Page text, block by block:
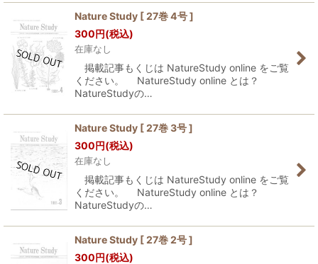
Nature Study [ 27巻 4号 ]
300円(税込)
在庫なし
掲載記事もくじは NatureStudy online をご覧
ください。 NatureStudy online とは？
NatureStudyの…
Nature Study [ 27巻 3号 ]
300円(税込)
在庫なし
掲載記事もくじは NatureStudy online をご覧
ください。 NatureStudy online とは？
NatureStudyの…
Nature Study [ 27巻 2号 ]
300円(税込)